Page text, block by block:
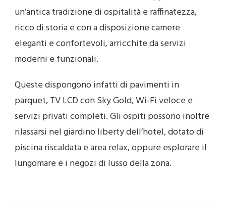
un’antica tradizione di ospitalità e raffinatezza,
ricco di storia e con a disposizione camere
eleganti e confortevoli, arricchite da servizi
moderni e funzionali.
Queste dispongono infatti di pavimenti in
parquet, TV LCD con Sky Gold, Wi-Fi veloce e
servizi privati completi. Gli ospiti possono inoltre
rilassarsi nel giardino liberty dell’hotel, dotato di
piscina riscaldata e area relax, oppure esplorare il
lungomare e i negozi di lusso della zona.